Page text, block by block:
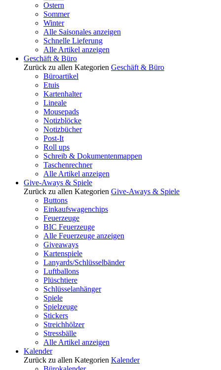
Ostern
Sommer
Winter
Alle Saisonales anzeigen
Schnelle Lieferung
Alle Artikel anzeigen
Geschäft & Büro
Zurück zu allen Kategorien Geschäft & Büro
Büroartikel
Etuis
Kartenhalter
Lineale
Mousepads
Notizblöcke
Notizbücher
Post-It
Roll ups
Schreib & Dokumentenmappen
Taschenrechner
Alle Artikel anzeigen
Give-Aways & Spiele
Zurück zu allen Kategorien Give-Aways & Spiele
Buttons
Einkaufswagenchips
Feuerzeuge
BIC Feuerzeuge
Alle Feuerzeuge anzeigen
Giveaways
Kartenspiele
Lanyards/Schlüsselbänder
Luftballons
Plüschtiere
Schlüsselanhänger
Spiele
Spielzeuge
Stickers
Streichhölzer
Stressbälle
Alle Artikel anzeigen
Kalender
Zurück zu allen Kategorien Kalender